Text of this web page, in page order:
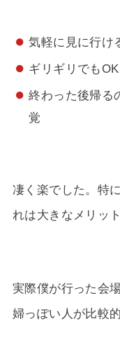
気軽に見に行け
ギリギリでもOK
終わった後帰る
覚
凄く楽でした。特
れは大きなメリッ
実際僕が行った会
婦っぽい人が比較